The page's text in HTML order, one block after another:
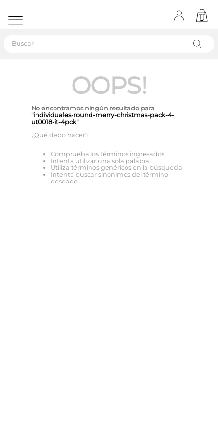
OOPS!
No encontramos ningún resultado para
"individuales-round-merry-christmas-pack-4-
ut0018-it-4pck"
¿Qué debo hacer?
Comprueba los términos ingresados
Intenta utilizar una sola palabra
Utiliza términos genéricos en la búsqueda
Intenta buscar sinónimos del término
deseado